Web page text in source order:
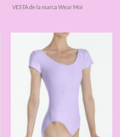
era:
32,95€.
es:
22,95€.
VESTA de la marca Wear Moi